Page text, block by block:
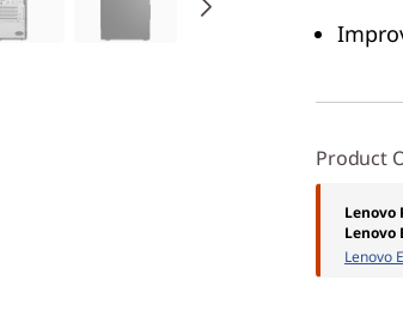
Product
Lenovo
Lenovo
Lenovo